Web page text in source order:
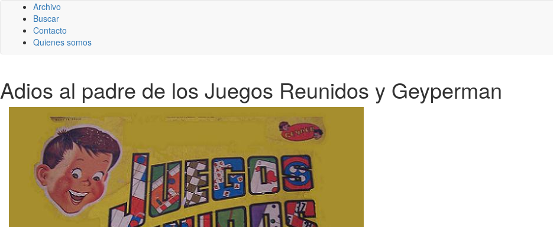
Archivo
Buscar
Contacto
Quienes somos
Adios al padre de los Juegos Reunidos y Geyperman